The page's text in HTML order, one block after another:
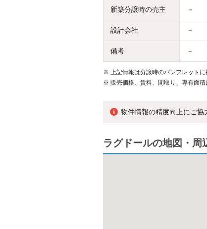
新築分譲時の売主 －
設計会社 －
備考 －
※
上記情報は分譲時のパンフレット
※ 販売価格、賃料、間取り、専有面
物件情報の精度向上にご
ラグドールの地図・周